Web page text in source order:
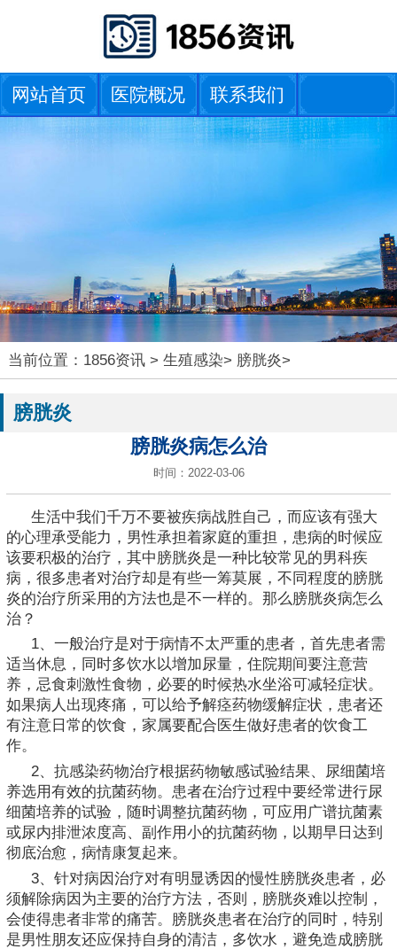
网站首页 医院概况 联系我们
当前位置： 1856资讯> 生殖感染> 膀胱炎>
膀胱炎
膀胱炎病怎么治
时间：2022-03-06
生活中我们千万不要被疾病战胜自己，而应该有强大
的心理承受能力，男性承担着家庭的重担，患病的时候应
该要积极的治疗，其中膀胱炎是一种比较常见的男科疾
病，很多患者对治疗却是有些一筹莫展，不同程度的膀胱
炎的治疗所采用的方法也是不一样的。那么膀胱炎病怎么
治？
1、一般治疗是对于病情不太严重的患者，首先患者需
适当休息，同时多饮水以增加尿量，住院期间要注意营
养，忌食刺激性食物，必要的时候热水坐浴可减轻症状。
如果病人出现疼痛，可以给予解痉药物缓解症状，患者还
有注意日常的饮食，家属要配合医生做好患者的饮食工
作。
2、抗感染药物治疗根据药物敏感试验结果、尿细菌培
养选用有效的抗菌药物。患者在治疗过程中要经常进行尿
细菌培养的试验，随时调整抗菌药物，可应用广谱抗菌素
或尿内排泄浓度高、副作用小的抗菌药物，以期早日达到
彻底治愈，病情康复起来。
3、针对病因治疗对有明显诱因的慢性膀胱炎患者，必
须解除病因为主要的治疗方法，否则，膀胱炎难以控制，
会使得患者非常的痛苦。膀胱炎患者在治疗的同时，特别
是男性朋友还应保持自身的清洁，多饮水，避免造成膀胱